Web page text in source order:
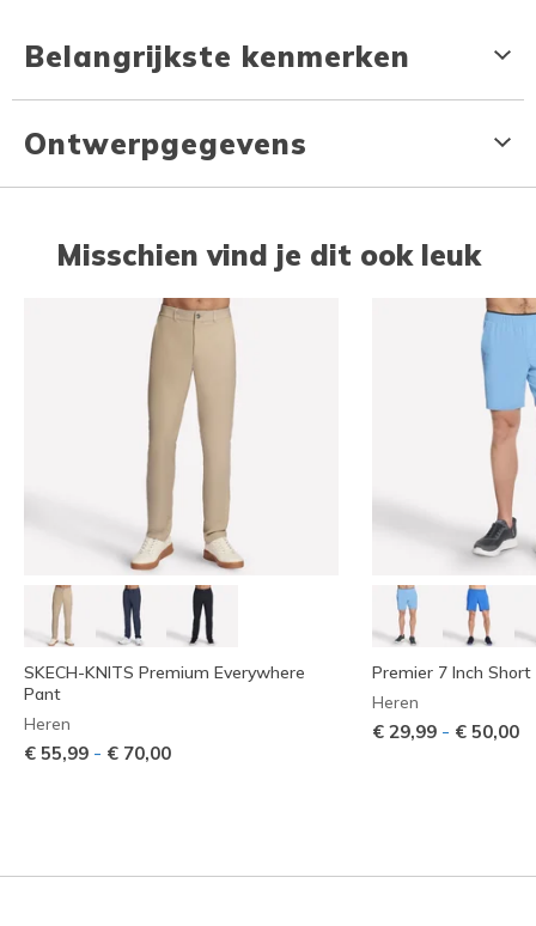
Belangrijkste kenmerken
Ontwerpgegevens
Misschien vind je dit ook leuk
SKECH-KNITS Premium Everywhere
Pant
Heren
€ 55,99 - € 70,00
Premier 7 Inch Short
Heren
€ 29,99 - € 50,00